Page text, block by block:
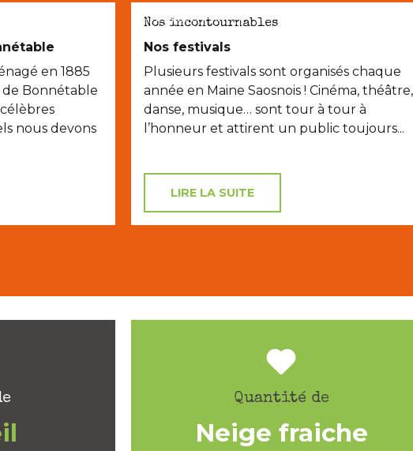
en 1885
Bonnétable
nous devons
AVEC LES ENFANTS
Nos incontournables
Nos festivals
Plusieurs festivals sont organisés chaque
année en Maine Saosnois ! Cinéma, théâtre,
danse, musique… sont tour à tour à
l’honneur et attirent un public toujours...
LIRE LA SUITE
Quantité de
Neige fraiche